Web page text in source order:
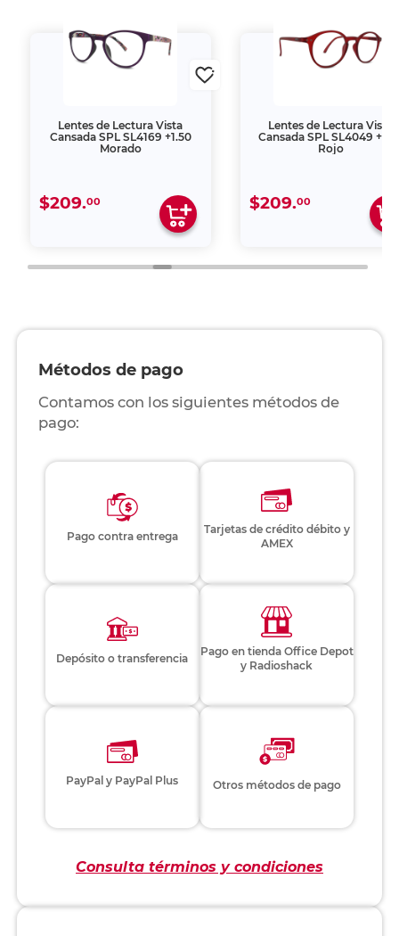
Lentes de Lectura Vista
Cansada SPL SL4169 +1.50
Morado
$209.00
Lentes de Lectura Vista
Cansada SPL SL4049
Rojo
$209.00
Métodos de pago
Contamos con los siguientes métodos de
pago:
Pago contra entrega
Tarjetas de crédito débito y
AMEX
Depósito o transferencia
Pago en tienda Office Depot
y Radioshack
PayPal y PayPal Plus Otros métodos de pago
Consulta términos y condiciones